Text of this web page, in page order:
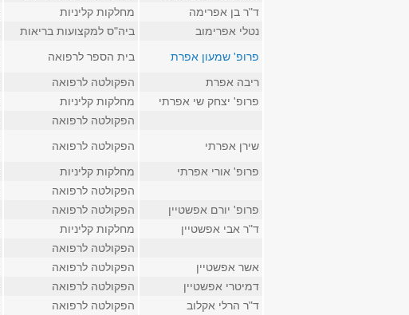
ד"ר בן אפרימה
מחלקות קליניות
נטלי אפרימוב
ביה"ס למקצועות בריאות
פרופ' שמעון אפרת
בית הספר לרפואה
ריבה אפרת
הפקולטה לרפואה
פרופ' יצחק שי אפרתי
מחלקות קליניות
הפקולטה לרפואה
שירן אפרתי
הפקולטה לרפואה
פרופ' אורי אפרתי
מחלקות קליניות
הפקולטה לרפואה
פרופ' יורם אפשטיין
הפקולטה לרפואה
ד"ר אבי אפשטיין
מחלקות קליניות
הפקולטה לרפואה
אשר אפשטיין
הפקולטה לרפואה
דמיטרי אפשטיין
הפקולטה לרפואה
ד"ר הרלי אקלוב
הפקולטה לרפואה